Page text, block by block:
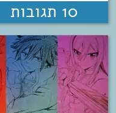
10 תגובות